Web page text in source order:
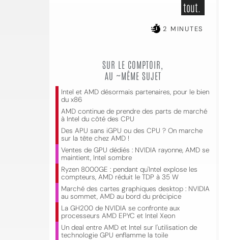
tout.
2 MINUTES
SUR LE COMPTOIR,
AU ~MÊME SUJET
Intel et AMD désormais partenaires, pour le bien
du x86
AMD continue de prendre des parts de marché
à Intel du côté des CPU
Des APU sans iGPU ou des CPU ? On marche
sur la tête chez AMD !
Ventes de GPU dédiés : NVIDIA rayonne, AMD se
maintient, Intel sombre
Ryzen 8000GE : pendant qu'Intel explose les
compteurs, AMD réduit le TDP à 35 W
Marché des cartes graphiques desktop : NVIDIA
au sommet, AMD au bord du précipice
La GH200 de NVIDIA se confronte aux
processeurs AMD EPYC et Intel Xeon
Un deal entre AMD et Intel sur l'utilisation de
technologie GPU enflamme la toile